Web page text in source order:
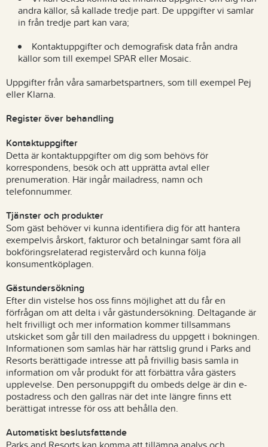
andra källor, så kallade tredje part. De uppgifter vi samlar
in från tredje part kan vara;
Kontaktuppgifter och demografisk data från andra
källor som till exempel SPAR eller Mosaic.
Uppgifter från våra samarbetspartners, som till exempel Pej
eller Klarna.
Register över behandling
Kontaktuppgifter
Detta är kontaktuppgifter om dig som behövs för
korrespondens, besök och att upprätta avtal eller
prenumeration. Här ingår mailadress, namn och
telefonnummer.
Tjänster och produkter
Som gäst behöver vi kunna identifiera dig för att hantera
exempelvis årskort, fakturor och betalningar samt föra all
bokföringsrelaterad registervård och kunna följa
konsumentköplagen.
Gästundersökning
Efter din vistelse hos oss finns möjlighet att du får en
förfrågan om att delta i vår gästundersökning. Deltagande är
helt frivilligt och mer information kommer tillsammans
utskicket som går till den mailadress du uppgett i bokningen.
Informationen som samlas här har rättslig grund i Parks and
Resorts berättigade intresse att på frivillig basis samla in
information om vår produkt för att förbättra våra gästers
upplevelse. Den personuppgift du ombeds delge är din e-
postadress och den gallras när det inte längre finns ett
berättigat intresse för oss att behålla den.
Automatiskt beslutsfattande